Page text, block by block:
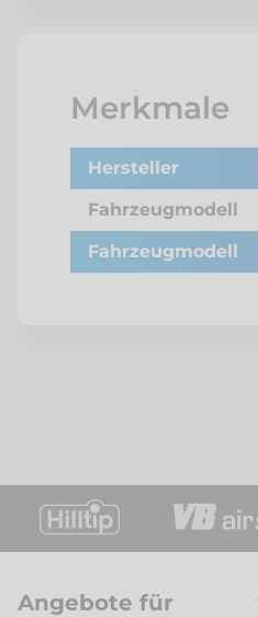
Merkmale
Hersteller
Fahrzeugmodell
Fahrzeugmodell
Angebote für